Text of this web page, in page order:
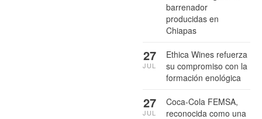
barrenador
producidas en
Chiapas
Ethica Wines refuerza
su compromiso con la
formación enológica
27
JUL
Coca-Cola FEMSA,
reconocida como una
27
JUL